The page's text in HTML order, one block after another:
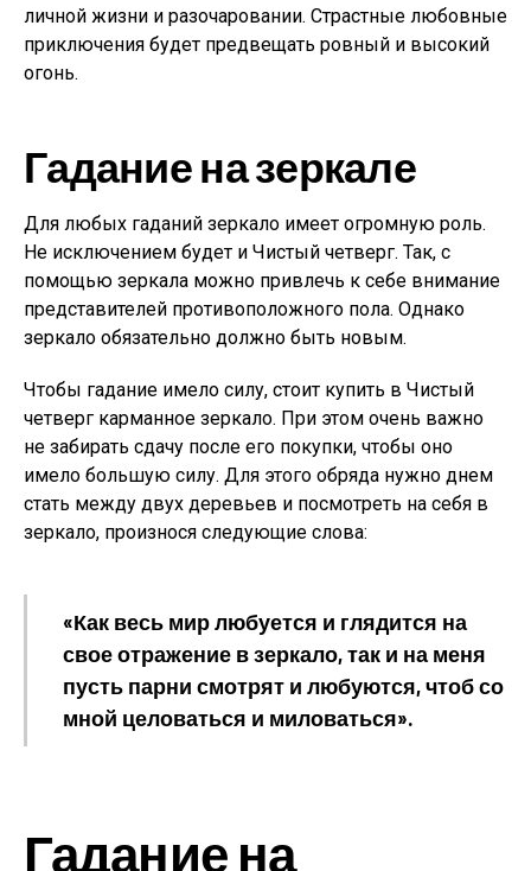
личной жизни и разочаровании. Страстные любовные
приключения будет предвещать ровный и высокий
огонь.
Гадание на зеркале
Для любых гаданий зеркало имеет огромную роль.
Не исключением будет и Чистый четверг. Так, с
помощью зеркала можно привлечь к себе внимание
представителей противоположного пола. Однако
зеркало обязательно должно быть новым.
Чтобы гадание имело силу, стоит купить в Чистый
четверг карманное зеркало. При этом очень важно
не забирать сдачу после его покупки, чтобы оно
имело большую силу. Для этого обряда нужно днем
стать между двух деревьев и посмотреть на себя в
зеркало, произнося следующие слова:
«Как весь мир любуется и глядится на
свое отражение в зеркало, так и на меня
пусть парни смотрят и любуются, чтоб со
мной целоваться и миловаться».
Гадание на